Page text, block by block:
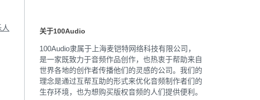
关于100Audio
100Audio隶属于上海麦铠特网络科技有限公司，
是一家既致力于音频作品创作，也热衷于帮助来自
世界各地的创作者传播他们的灵感的公司。我们的
理念是通过互帮互助的形式来优化音频制作者们的
生存环境，也为想购买版权音频的人们提供便利。